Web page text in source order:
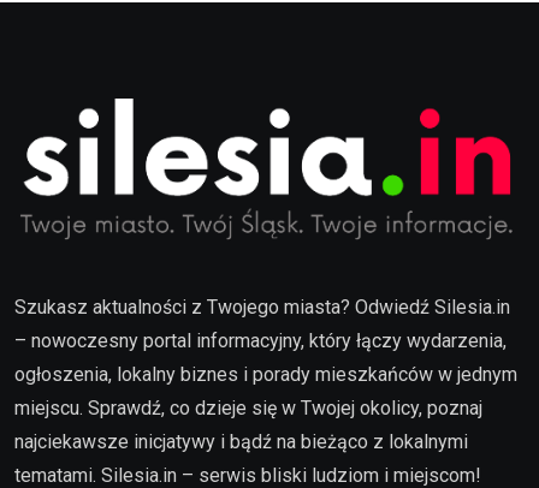
Szukasz aktualności z Twojego miasta? Odwiedź Silesia.in
– nowoczesny portal informacyjny, który łączy wydarzenia,
ogłoszenia, lokalny biznes i porady mieszkańców w jednym
miejscu. Sprawdź, co dzieje się w Twojej okolicy, poznaj
najciekawsze inicjatywy i bądź na bieżąco z lokalnymi
tematami. Silesia.in – serwis bliski ludziom i miejscom!